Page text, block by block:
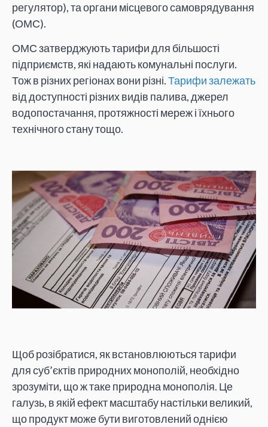
регулятор), та органи місцевого самоврядування
(ОМС).
ОМС затверджують тарифи для більшості
підприємств, які надають комунальні послуги.
Тож в різних регіонах вони різні.Тарифи залежать
від доступності різних видів палива, джерел
водопостачання, протяжності мереж і їхнього
технічного стану тощо.
Щоб розібратися, як встановлюються тарифи
для суб’єктів природних монополій, необхідно
зрозуміти, що ж таке природна монополія. Це
галузь, в якій ефект масштабу настільки великий,
що продукт може бути виготовлений однією